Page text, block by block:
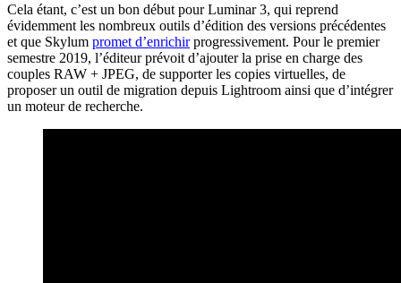
Cela étant, c’est un bon début pour Luminar 3, qui reprend
évidemment les nombreux outils d’édition des versions précédentes
et que Skylum promet d’enrichirprogressivement. Pour le premier
semestre 2019, l’éditeur prévoit d’ajouter la prise en charge des
couples RAW + JPEG, de supporter les copies virtuelles, de
proposer un outil de migration depuis Lightroom ainsi que d’intégrer
un moteur de recherche.